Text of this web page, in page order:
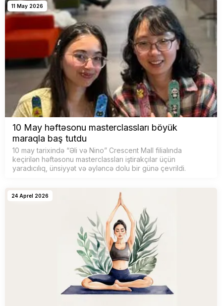
11 May 2026
10 May həftəsonu masterclassları böyük
maraqla baş tutdu
10 may tarixində “Əli və Nino” Crescent Mall filialında
keçirilən həftəsonu masterclassları iştirakçılar üçün
yaradıcılıq, ünsiyyət və əyləncə dolu bir günə çevrildi.
24 Aprel 2026